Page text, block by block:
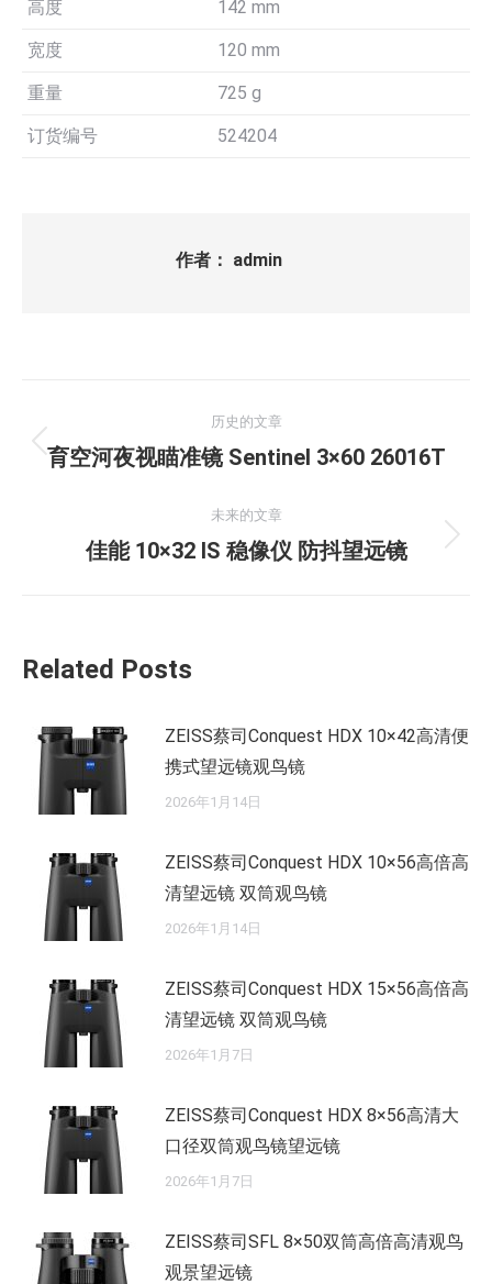
高度 142 mm
宽度 120 mm
重量 725 g
订货编号 524204
作者： admin
章
历史的文章
历
的
文
育空河夜视瞄准镜 Sentinel 3×60 26016T
未来的文章
未
佳能 10×32 IS 稳像仪 防抖望远镜
Related Posts
ZEISS蔡司Conquest HDX 10×42高清便
携式望远镜观鸟镜
2026年1月14日
ZEISS蔡司Conquest HDX 10×56高倍高
清望远镜 双筒观鸟镜
2026年1月14日
ZEISS蔡司Conquest HDX 15×56高倍高
清望远镜 双筒观鸟镜
2026年1月7日
ZEISS蔡司Conquest HDX 8×56高清大
口径双筒观鸟镜望远镜
2026年1月7日
ZEISS蔡司SFL 8×50双筒高倍高清观鸟
观景望远镜